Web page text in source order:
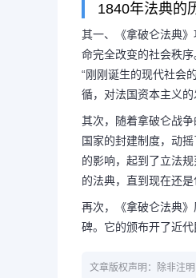
1840年法典的
其一、《拿破仑法典
命完全改变的社会秩
“刚刚诞生的现代社会
循，对法国资本主义的
其次，随着拿破仑战
国家的封建制度，动
的影响，起到了立法
的法典，直到现在还
再次，《拿破仑法典
碑。它的颁布开了近代
文章版权声明：除非注